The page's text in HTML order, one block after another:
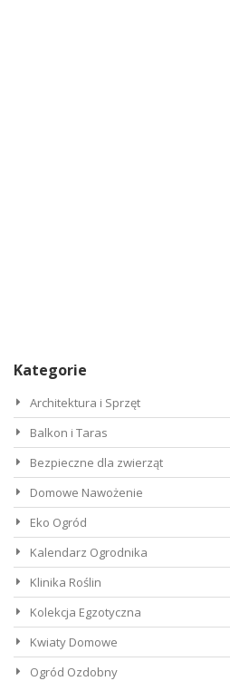
Kategorie
Architektura i Sprzęt
Balkon i Taras
Bezpieczne dla zwierząt
Domowe Nawożenie
Eko Ogród
Kalendarz Ogrodnika
Klinika Roślin
Kolekcja Egzotyczna
Kwiaty Domowe
Ogród Ozdobny